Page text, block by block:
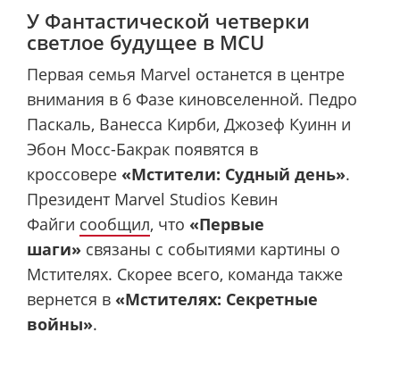
У Фантастической четверки
светлое будущее в MCU
Первая семья Marvel останется в центре
внимания в 6 Фазе киновселенной. Педро
Паскаль, Ванесса Кирби, Джозеф Куинн и
Эбон Мосс-Бакрак появятся в
кроссовере «Мстители: Судный день».
Президент Marvel Studios Кевин
Файги сообщил, что «Первые
шаги» связаны с событиями картины о
Мстителях. Скорее всего, команда также
вернется в «Мстителях: Секретные
войны».